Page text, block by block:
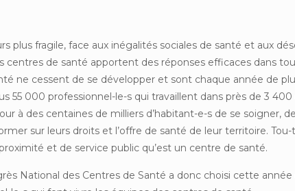
plus fragile, face aux inégalités sociales de santé et aux
centres de santé apportent des réponses efficaces dans
ne cessent de se développer et sont chaque année de
55 000 professionnel-le-s qui travaillent dans près de 3
à des centaines de milliers d’habitant-e-s de se soigner,
sur leurs droits et l’offre de santé de leur territoire.
et de service public qu’est un centre de santé.
National des Centres de Santé a donc choisi cette